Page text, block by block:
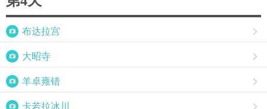
 布达拉宫 
 大昭寺 
 羊卓雍错 
 卡若拉冰川 